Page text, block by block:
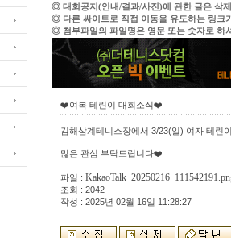
◎ 대회공지(안내/결과/사진)에 관한 글은 삭
◎ 다른 싸이트로 직접 이동을 유도하는 링크
◎ 첨부파일의 파일명은 영문 또는 숫자로 하
❤️여복 테린이 대회소식❤️
김해삼계테니스장에서 3/23(일) 여자 테린
많은 관심 부탁드립니다❤️
파일 :
조회 : 2042
작성 : 2025년 02월 16일 11:28:27